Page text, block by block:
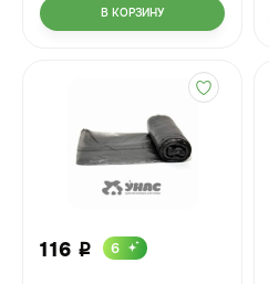
В КОРЗИНУ
116 i 6